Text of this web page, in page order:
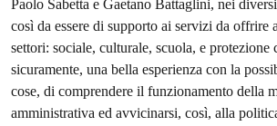
Paolo Sabetta e Gaetano Battaglini, nei
così da essere di supporto ai servizi da offrire
settori: sociale, culturale, scuola, e protezione
sicuramente, una bella esperienza con la
cose, di comprendere il funzionamento della
amministrativa ed avvicinarsi, così, alla